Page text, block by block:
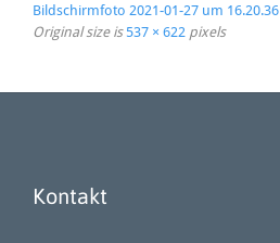
Bildschirmfoto 2021-01-27 um 16.20.36
Original size is 537 × 622 pixels
Kontakt